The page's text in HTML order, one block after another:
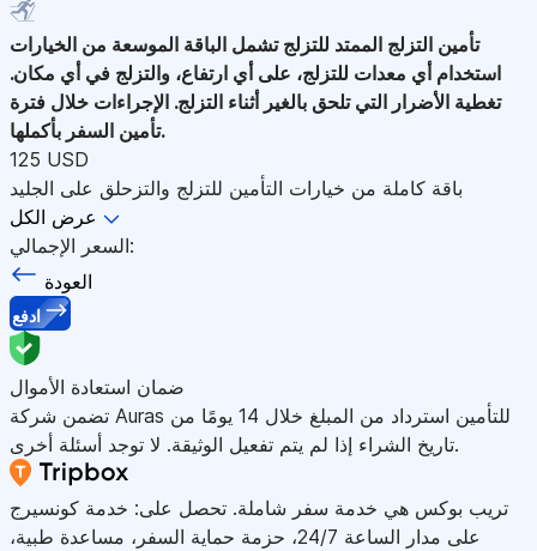
تأمين التزلج الممتد للتزلج تشمل الباقة الموسعة من الخيارات
استخدام أي معدات للتزلج، على أي ارتفاع، والتزلج في أي مكان.
تغطية الأضرار التي تلحق بالغير أثناء التزلج. الإجراءات خلال فترة
تأمين السفر بأكملها.
125 USD
باقة كاملة من خيارات التأمين للتزلج والتزحلق على الجليد
عرض الكل
السعر الإجمالي:
العودة
ادفع
ضمان استعادة الأموال
تضمن شركة Auras للتأمين استرداد من المبلغ خلال 14 يومًا من
تاريخ الشراء إذا لم يتم تفعيل الوثيقة. لا توجد أسئلة أخرى.
تريب بوكس هي خدمة سفر شاملة. تحصل على: خدمة كونسيرج
على مدار الساعة 24/7، حزمة حماية السفر، مساعدة طبية،